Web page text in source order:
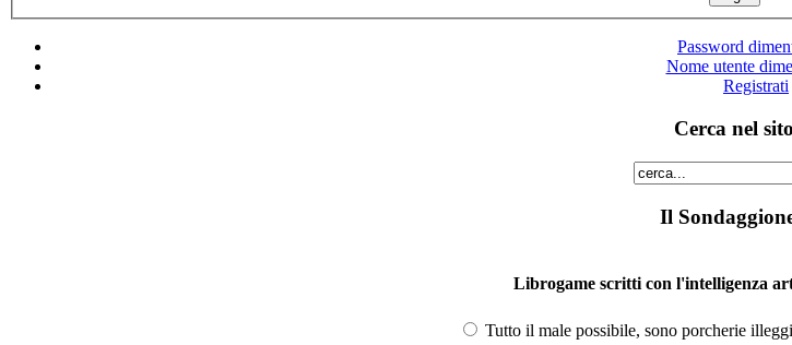
Password
Nome utente
Registrati
Cerca nel sito
Il
Librogame scritti con l'intelligenza
Tutto il male possibile, sono porcherie